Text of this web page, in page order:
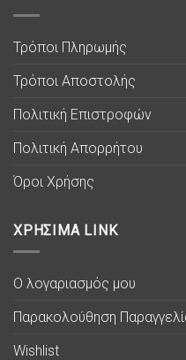
Τρόποι Πληρωμής
Τρόποι Αποστολής
Πολιτική Επιστροφών
Πολιτική Απορρήτου
Όροι Χρήσης
ΧΡΗΣΙΜΑ LINK
Ο λογαριασμός μου
Παρακολούθηση
Wishlist